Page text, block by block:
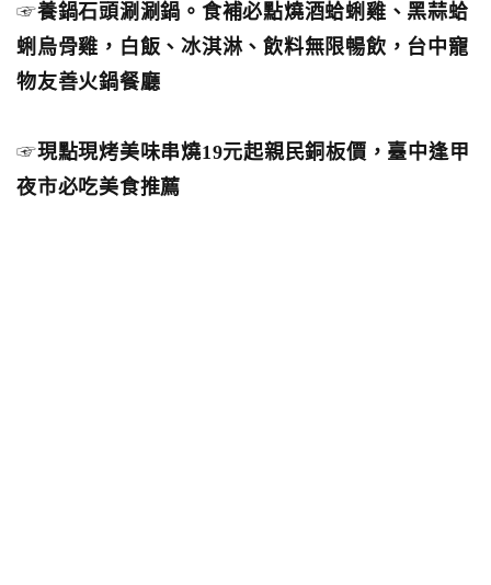
☞養鍋石頭涮涮鍋。食補必點燒酒蛤蜊雞、黑蒜蛤
蜊烏骨雞，白飯、冰淇淋、飲料無限暢飲，台中寵
物友善火鍋餐廳
☞現點現烤美味串燒19元起親民銅板價，臺中逢甲
夜市必吃美食推薦